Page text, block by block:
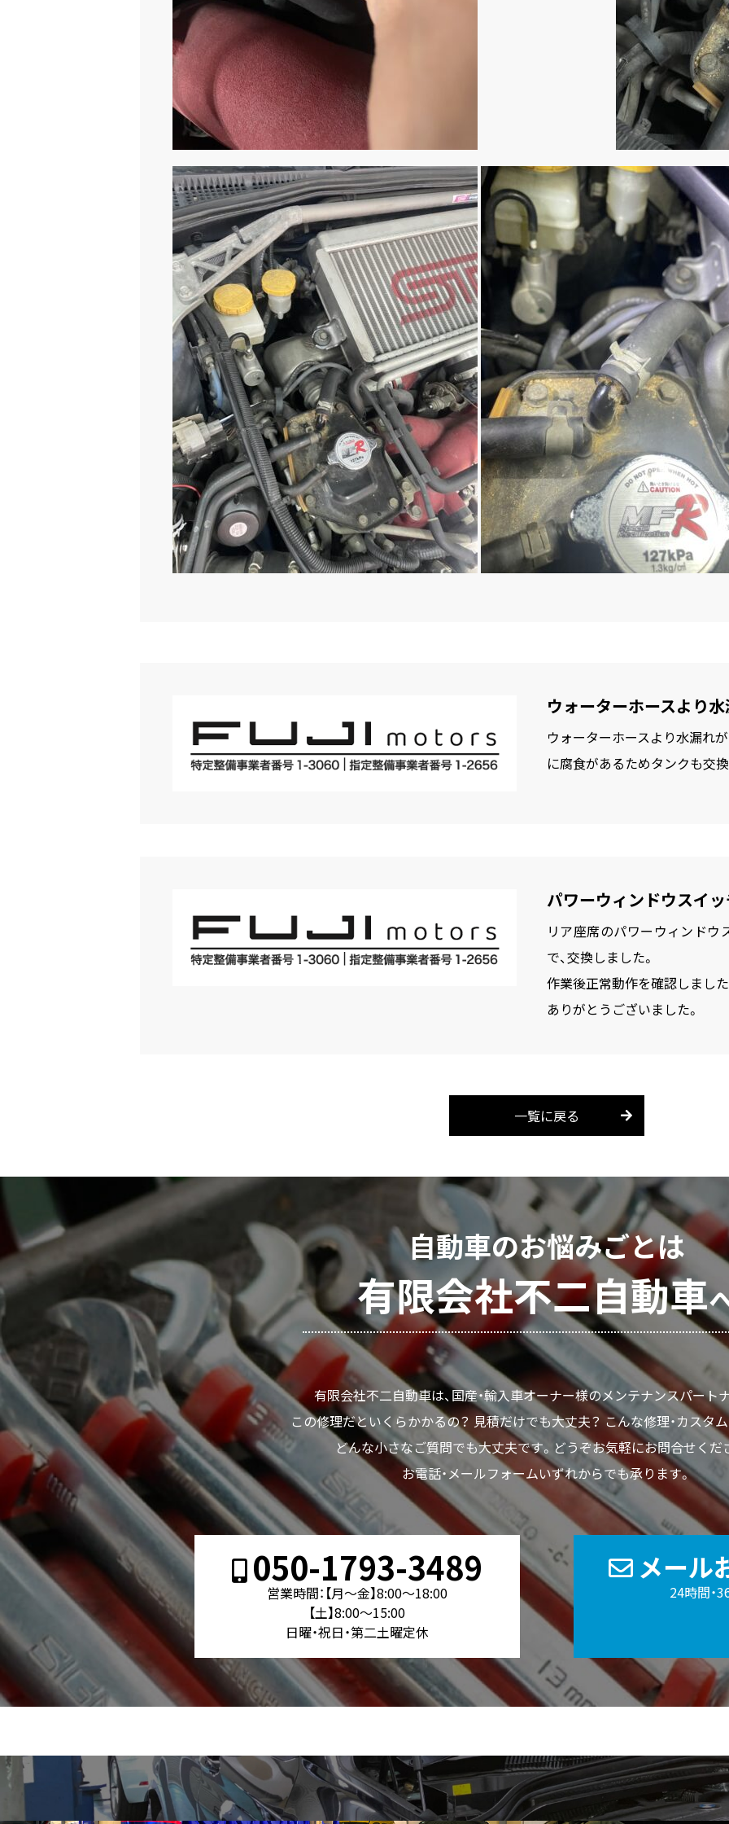
ウォーターホースより
ウォーターホースより水漏れ
に腐食があるためタンクも交
パワーウィンドウスイ
リア座席のパワーウィンド
で、交換しました。
作業後正常動作を確認しまし
ありがとうございました。
一覧に戻る
自動車のお悩みごとは
有限会社不二自動車
有限会社不二自動車は、国産・輸入車オーナー様のメンテナンスパート
この修理だといくらかかるの？ 見積だけでも大丈夫？ こんな修理・カスタ
どんな小さなご質問でも大丈夫です。どうぞお気軽にお問合せくだ
お電話・メールフォームいずれからでも承ります。
050-1793-3489
営業時間：【月～金】8:00〜18:00
【土】8:00～15:00
日曜・祝日・第二土曜定休
メール
24時間・